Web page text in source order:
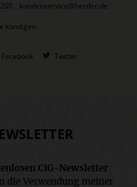
kundenservice@herder.de
kündigen
Facebook Twitter
CiG-Newsletter
die Verwendung meiner